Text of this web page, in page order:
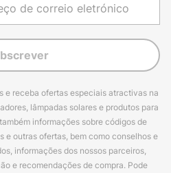
e receba ofertas especiais atractivas na
lâmpadas solares e produtos para
informações sobre códigos de
e outras ofertas, bem como conselhos e
informações dos nossos parceiros,
e recomendações de compra. Pode